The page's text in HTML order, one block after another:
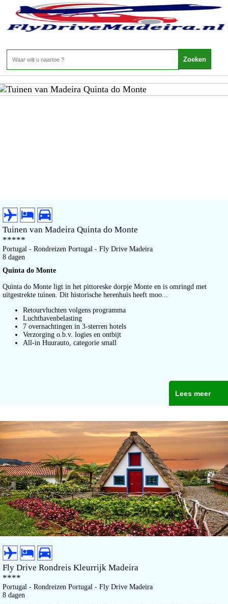
Tuinen van Madeira Quinta do Monte
*****
Portugal - Rondreizen Portugal - Fly Drive Madeira
8 dagen
Quinta do Monte
Quinta do Monte ligt in het pittoreske dorpje Monte en is omringd met
uitgestrekte tuinen. Dit historische herenhuis heeft moo...
Retourvluchten volgens programma
Luchthavenbelasting
7 overnachtingen in 3-sterren hotels
Verzorging o.b.v. logies en ontbijt
All-in Huurauto, categorie small
Lees meer
Fly Drive Rondreis Kleurrijk Madeira
****
Portugal - Rondreizen Portugal - Fly Drive Madeira
8 dagen